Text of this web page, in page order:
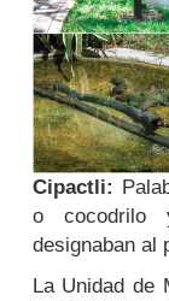
Cipactli:
o
designaban al
La Unidad de